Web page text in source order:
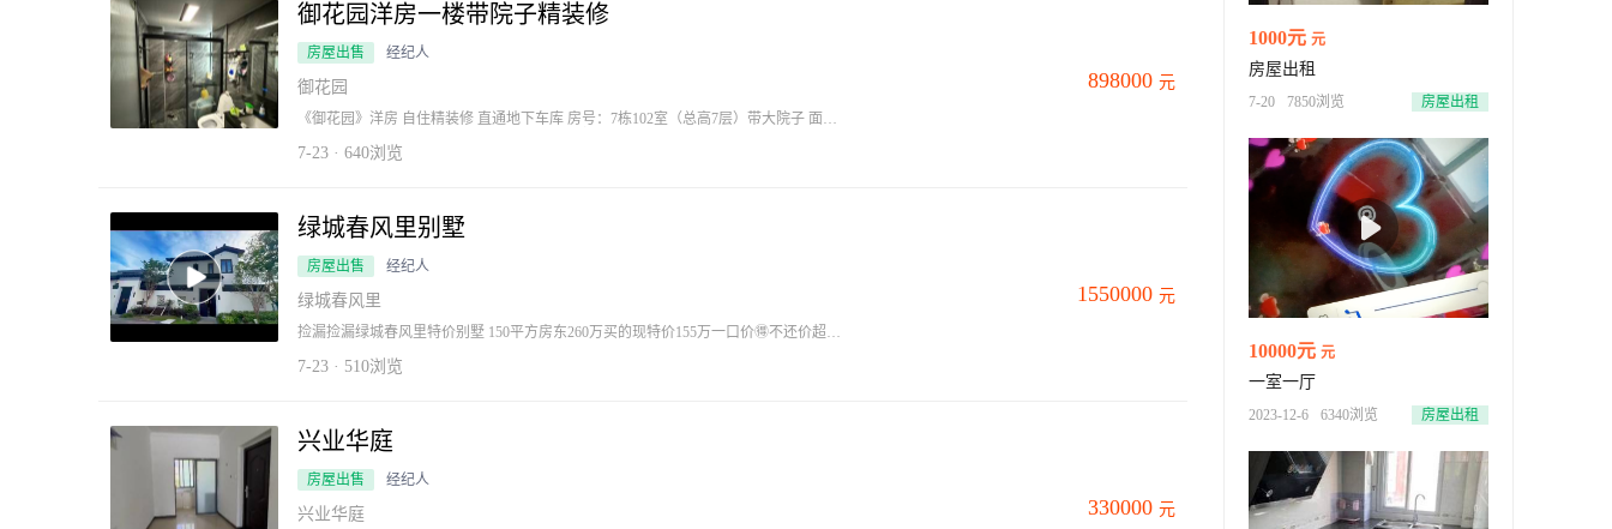
御花园洋房一楼带院子精装修
房屋出售 经纪人
御花园
《御花园》洋房 自住精装修 直通地下车库 房号：7栋102室（总高7层）带大院子 面
7-23 · 640浏览
898000 元
绿城春风里别墅
房屋出售 经纪人
绿城春风里
捡漏捡漏绿城春风里特价别墅 150平方房东260万买的现特价155万一口价🉐不还价超级
7-23 · 510浏览
1550000 元
兴业华庭
房屋出售 经纪人
兴业华庭 330000 元
1000元 元
房屋出租
7-20 7850浏览 房屋出租
10000元 元
一室一厅
2023-12-6 6340浏览 房屋出租